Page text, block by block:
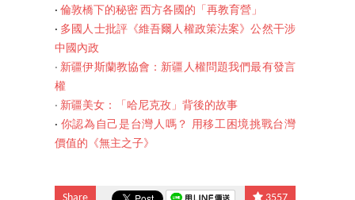
‧ 倫敦橋下的秘密 西方各國的「再教育營」
‧ 多國人士批評《維吾爾人權政策法案》公然干涉
中國內政
‧ 新疆伊斯蘭教協會：新疆人權問題我們最有發言
權
‧ 新疆美女：「哈尼克孜」背後的故事
‧ 你認為自己是台灣人嗎？ 用移工困境挑戰台灣
價值的《無主之子》